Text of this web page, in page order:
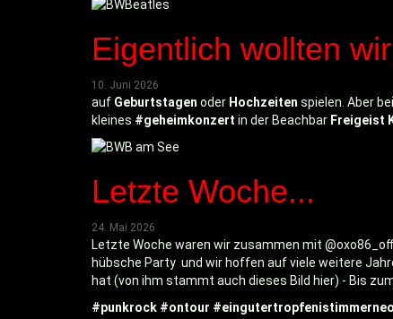
Eigentlich wollten
10. Juni 2026
auf Geburtstagen oder Hochzeiten spielen. Aber
kleines #geheimkonzert in der Beachbar Freigeist
Letzte Woche...
24. Mai 2026
Letzte Woche waren wir zusammen mit
hübsche Party und wir hoffen auf viele weitere
hat (von ihm stammt auch dieses Bild hier) - Bis
#punkrock #ontour